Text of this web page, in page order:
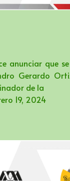
anunciar que
Gerardo
de la
19, 2024